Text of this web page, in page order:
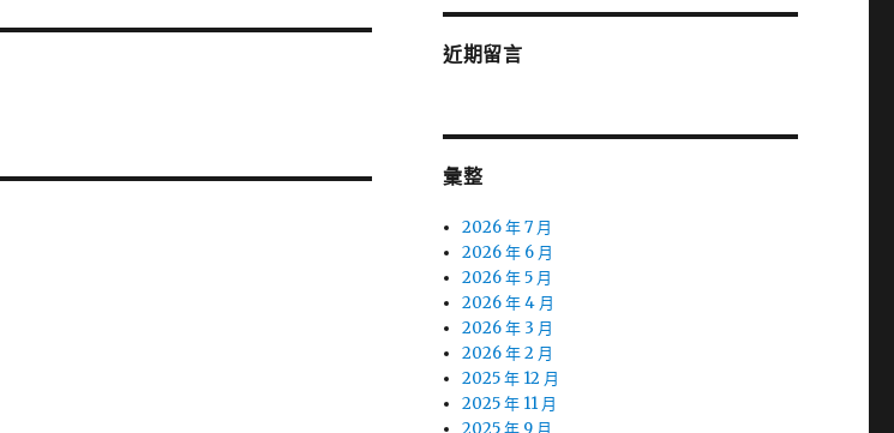
近期留言
彙整
2026 年 7 月
2026 年 6 月
2026 年 5 月
2026 年 4 月
2026 年 3 月
2026 年 2 月
2025 年 12 月
2025 年 11 月
2025 年 9 月